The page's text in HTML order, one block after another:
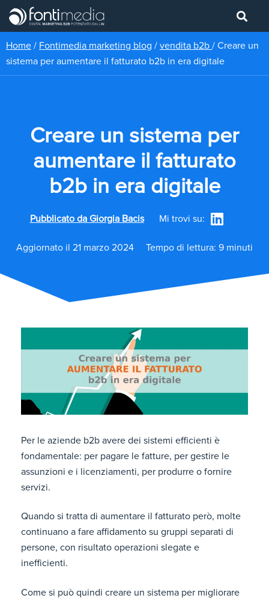
Home / Fontimedia marketing blog / vendita b2b / Creare un
sistema per aumentare il fatturato b2b in era digitale
Creare un sistema per
aumentare il fatturato
b2b in era digitale
Pubblicato da Giorgia Bacis Mi trovi su:
Aggiornato il 21 marzo 2024 Tempo di lettura: 9 minuti
Per le aziende b2b avere dei sistemi efficienti è
fondamentale: per pagare le fatture, per gestire le
assunzioni e i licenziamenti, per produrre o fornire
servizi.
Quando si tratta di aumentare il fatturato però, molte
continuano a fare affidamento su gruppi separati di
persone, con risultato operazioni slegate e
inefficienti.
Come si può quindi creare un sistema per migliorare